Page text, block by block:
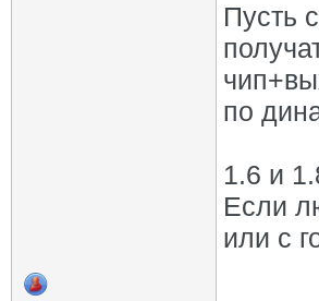
Пусть
по
1.6 и
Если
или с